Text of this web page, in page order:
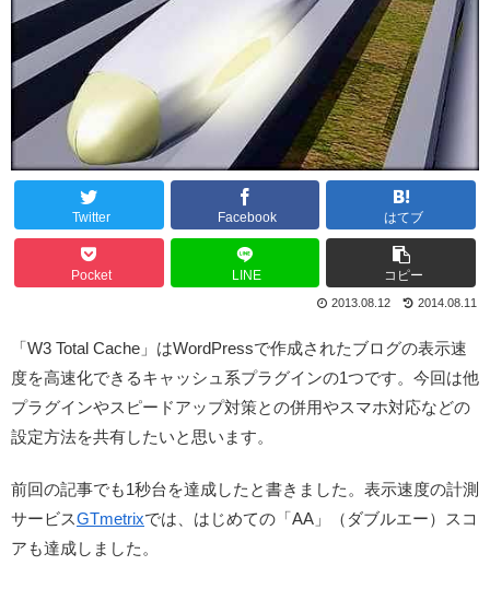
Twitter Facebook はてブ
Pocket LINE コピー
2014.08.11
2013.08.12
「W3 Total Cache」はWordPressで作成されたブログの表示速
度を高速化できるキャッシュ系プラグインの1つです。今回は他
プラグインやスピードアップ対策との併用やスマホ対応などの
設定方法を共有したいと思います。
前回の記事でも1秒台を達成したと書きました。表示速度の計測
サービスGTmetrixでは、はじめての「AA」（ダブルエー）スコ
アも達成しました。